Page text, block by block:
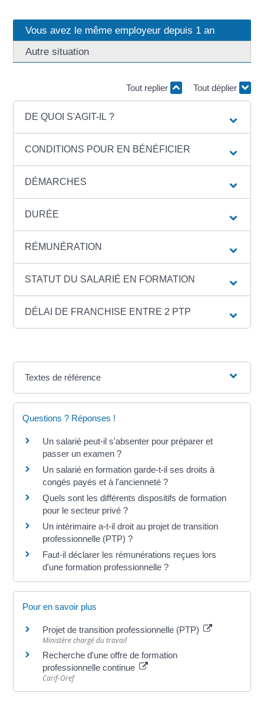
Vous avez le même employeur depuis 1 an
Autre situation
Tout replier Tout déplier
DE QUOI S'AGIT-IL ?
CONDITIONS POUR EN BÉNÉFICIER
DÉMARCHES
DURÉE
RÉMUNÉRATION
STATUT DU SALARIÉ EN FORMATION
DÉLAI DE FRANCHISE ENTRE 2 PTP
Textes de référence
Questions ? Réponses !
Un salarié peut-il s'absenter pour préparer et
passer un examen ?
Un salarié en formation garde-t-il ses droits à
congés payés et à l'ancienneté ?
Quels sont les différents dispositifs de formation
pour le secteur privé ?
Un intérimaire a-t-il droit au projet de transition
professionnelle (PTP) ?
Faut-il déclarer les rémunérations reçues lors
d'une formation professionnelle ?
Pour en savoir plus
Projet de transition professionnelle (PTP)
Ministère chargé du travail
Recherche d'une offre de formation
professionnelle continue
Carif-Oref